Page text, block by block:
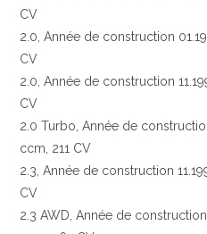
CV
2.0, Année de construction
CV
2.0, Année de construction
CV
2.0 Turbo, Année de
ccm, 211 CV
2.3, Année de construction
CV
2.3 AWD, Année de